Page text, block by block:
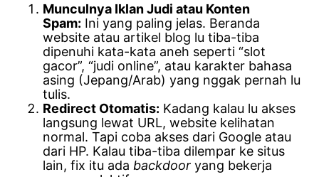
Munculnya Iklan Judi atau Konten
Spam: Ini yang paling jelas. Beranda
website atau artikel blog lu tiba-tiba
dipenuhi kata-kata aneh seperti “slot
gacor”, “judi online”, atau karakter bahasa
asing (Jepang/Arab) yang nggak pernah lu
tulis.
Redirect Otomatis: Kadang kalau lu akses
langsung lewat URL, website kelihatan
normal. Tapi coba akses dari Google atau
dari HP. Kalau tiba-tiba dilempar ke situs
lain, fix itu ada backdoor yang bekerja